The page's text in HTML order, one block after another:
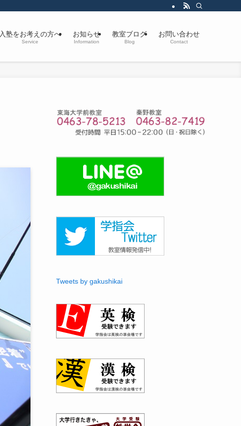
入塾をお考えの方へ
Service
お知らせ
Information
教室ブログ
Blog
お問い合わせ
Contact
Tweets by gakushikai